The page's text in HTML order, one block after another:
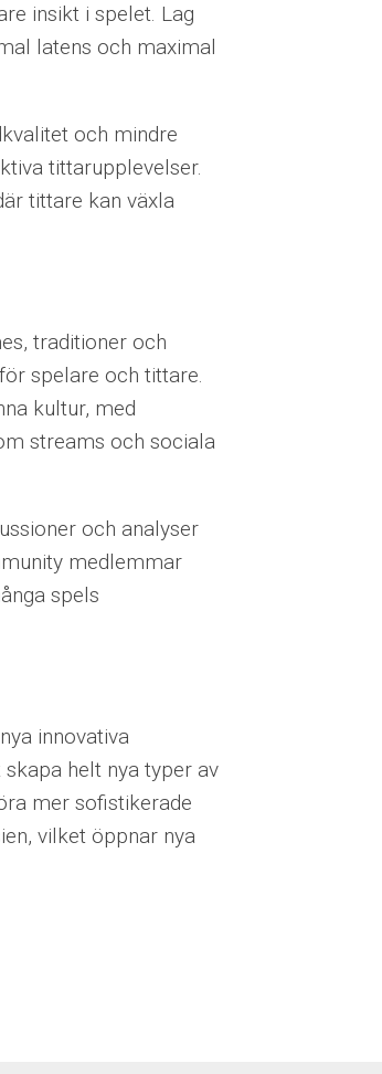
insikt i spelet. Lag
latens och maximal
och mindre
tittarupplevelser.
tittare kan växla
traditioner och
spelare och tittare.
kultur, med
streams och sociala
och analyser
medlemmar
spels
innovativa
helt nya typer av
mer sofistikerade
vilket öppnar nya